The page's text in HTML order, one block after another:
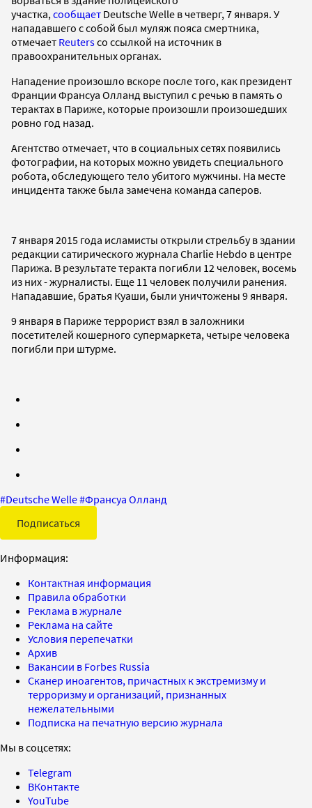
участка, сообщает Deutsche Welle в четверг, 7 января. У
нападавшего с собой был муляж пояса смертника,
отмечает Reutersсо ссылкой на источник в
правоохранительных органах.
Нападение произошло вскоре после того, как президент
Франции Франсуа Олланд выступил с речью в память о
терактах в Париже, которые произошли произошедших
ровно год назад.
Агентство отмечает, что в социальных сетях появились
фотографии, на которых можно увидеть специального
робота, обследующего тело убитого мужчины. На месте
инцидента также была замечена команда саперов.
7 января 2015 года исламисты открыли стрельбу в здании
редакции сатирического журнала Charlie Hebdo в центре
Парижа. В результате теракта погибли 12 человек, восемь
из них - журналисты. Еще 11 человек получили ранения.
Нападавшие, братья Куаши, были уничтожены 9 января.
9 января в Париже террорист взял в заложники
посетителей кошерного супермаркета, четыре человека
погибли при штурме.
#Deutsche Welle#Франсуа Олланд
Подписаться
Информация:
Контактная информация
Правила обработки
Реклама в журнале
Реклама на сайте
Условия перепечатки
Архив
Вакансии в Forbes Russia
Сканер иноагентов, причастных к экстремизму и
терроризму и организаций, признанных
нежелательными
Подписка на печатную версию журнала
Мы в соцсетях:
Telegram
ВКонтакте
YouTube